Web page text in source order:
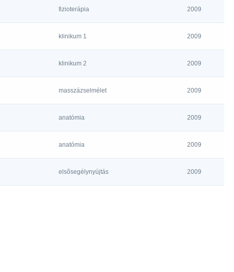
fizioterápia 2009
klinikum 1 2009
klinikum 2 2009
masszázselmélet 2009
anatómia 2009
anatómia 2009
elsõsegélynyújtás 2009